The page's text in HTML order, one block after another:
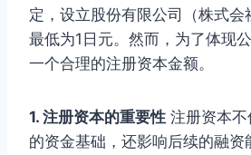
定，设立股份有限公司（株式会
最低为1日元。然而，为了体现
一个合理的注册资本金额。
1. 注册资本的重要性 注册资本
的资金基础，还影响后续的融资